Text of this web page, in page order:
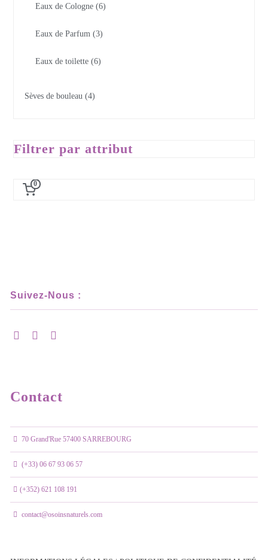
Eaux de Cologne 6
Eaux de Parfum 3
Eaux de toilette 6
Sèves de bouleau 4
Filtrer par attribut
0
Suivez-Nous :
Contact
70 Grand'Rue 57400 SARREBOURG
(+33) 06 67 93 06 57
(+352) 621 108 191
contact@osoinsnaturels.com